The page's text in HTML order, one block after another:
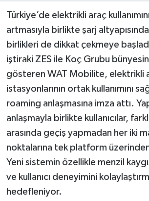
Türkiye’de elektrikli araç
artmasıyla birlikte şarj
birlikleri de dikkat çekmeye
iştiraki ZES ile Koç Grubu
gösteren WAT Mobilite, elektrikli
istasyonlarının ortak kullanımını
roaming anlaşmasına imza attı.
anlaşmayla birlikte kullanıcılar,
arasında geçiş yapmadan her iki
noktalarına tek platform
Yeni sistemin özellikle menzil
ve kullanıcı deneyimini
hedefleniyor.
Hisarcık
İlçeler
Köşe Yazıları
Kültür Sanat
Kütahya
Magazin
Otomobil